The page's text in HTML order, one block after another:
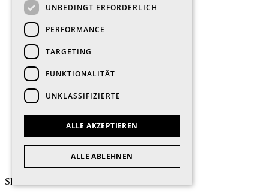
SENN – Aus Liebe zum Ort.
UNBEDINGT ERFORDERLICH
PERFORMANCE
TARGETING
FUNKTIONALITÄT
UNKLASSIFIZIERTE
ALLE AKZEPTIEREN
ALLE ABLEHNEN